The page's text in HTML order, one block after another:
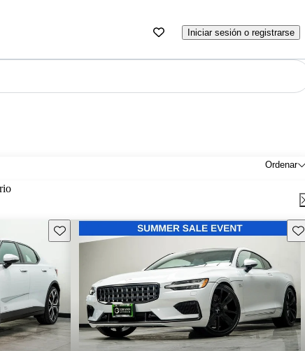
Iniciar sesión o registrarse
Ordenar
Guarda este Aviso